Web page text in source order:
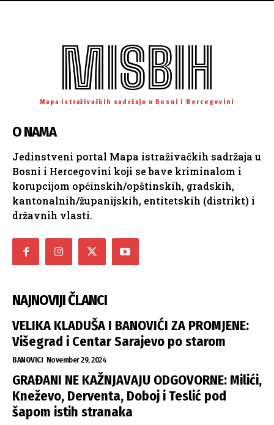
MISBIH
Mapa istraživačkih sadržaja u Bosni i Hercegovini
O NAMA
Jedinstveni portal Mapa istraživačkih sadržaja u
Bosni i Hercegovini koji se bave kriminalom i
korupcijom općinskih/opštinskih, gradskih,
kantonalnih/županijskih, entitetskih (distrikt) i
državnih vlasti.
NAJNOVIJI ČLANCI
VELIKA KLADUŠA I BANOVIĆI ZA PROMJENE:
Višegrad i Centar Sarajevo po starom
BANOVICI November 29, 2024
GRAĐANI NE KAŽNJAVAJU ODGOVORNE: Milići,
Kneževo, Derventa, Doboj i Teslić pod
šapom istih stranaka